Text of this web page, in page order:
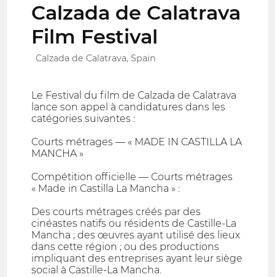
Calzada de Calatrava
Film Festival
Calzada de Calatrava, Spain
Le Festival du film de Calzada de Calatrava
lance son appel à candidatures dans les
catégories suivantes :
Courts métrages — « MADE IN CASTILLA LA
MANCHA »
Compétition officielle — Courts métrages
« Made in Castilla La Mancha » :
Des courts métrages créés par des
cinéastes natifs ou résidents de Castille-La
Mancha ; des œuvres ayant utilisé des lieux
dans cette région ; ou des productions
impliquant des entreprises ayant leur siège
social à Castille-La Mancha.